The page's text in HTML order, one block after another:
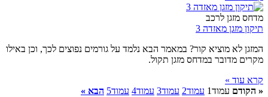
מדחס מזגן לרכב
תיקון מזגן מאזדה 3
המזגן לא מוציא קור? במאמר הבא נלמד על גורמים נפוצים לכך, וכן באילו
מקרים מדובר במדחס מזגן תקול.
קרא עוד »
« הקודם עמוד1 עמוד2 עמוד3 עמוד4 עמוד5 הבא »